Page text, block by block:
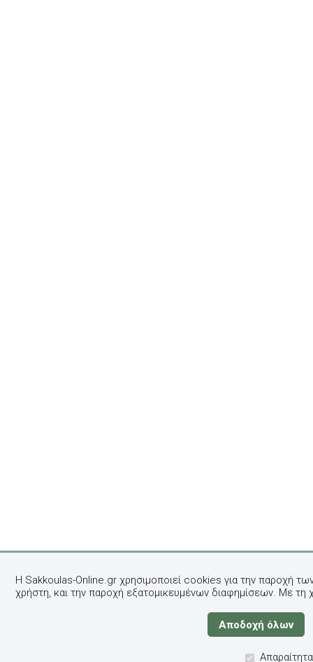
Η Sakkoulas-Online.gr χρησιμοποιεί cookies για την παροχή
χρήστη, και την παροχή εξατομικευμένων διαφημίσεων. Με